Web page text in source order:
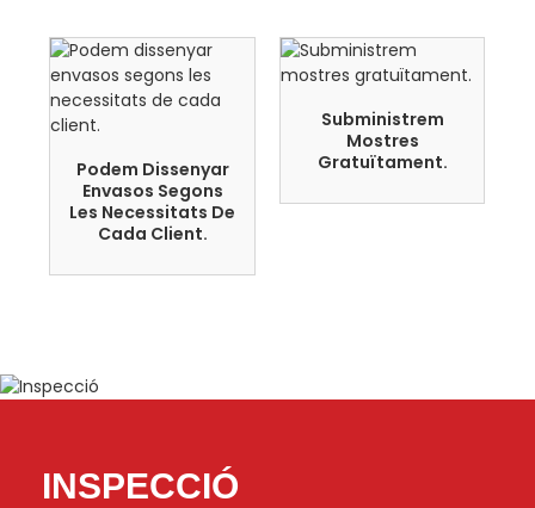
Podem Dissenyar
Envasos Segons
Les Necessitats De
Cada Client.
Subministrem
Mostres
Gratuïtament.
INSPECCIÓ